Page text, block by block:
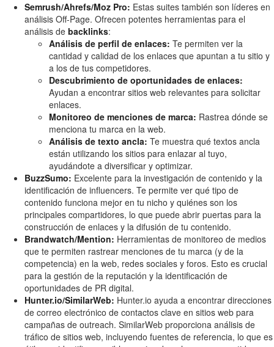
Semrush/Ahrefs/Moz Pro: Estas suites también son líderes en
análisis Off-Page. Ofrecen potentes herramientas para el
análisis de backlinks:
Análisis de perfil de enlaces: Te permiten ver la
cantidad y calidad de los enlaces que apuntan a tu sitio y
a los de tus competidores.
Descubrimiento de oportunidades de enlaces:
Ayudan a encontrar sitios web relevantes para solicitar
enlaces.
Monitoreo de menciones de marca: Rastrea dónde se
menciona tu marca en la web.
Análisis de texto ancla: Te muestra qué textos ancla
están utilizando los sitios para enlazar al tuyo,
ayudándote a diversificar y optimizar.
BuzzSumo: Excelente para la investigación de contenido y la
identificación de influencers. Te permite ver qué tipo de
contenido funciona mejor en tu nicho y quiénes son los
principales compartidores, lo que puede abrir puertas para la
construcción de enlaces y la difusión de tu contenido.
Brandwatch/Mention: Herramientas de monitoreo de medios
que te permiten rastrear menciones de tu marca (y de la
competencia) en la web, redes sociales y foros. Esto es crucial
para la gestión de la reputación y la identificación de
oportunidades de PR digital.
Hunter.io/SimilarWeb: Hunter.io ayuda a encontrar direcciones
de correo electrónico de contactos clave en sitios web para
campañas de outreach. SimilarWeb proporciona análisis de
tráfico de sitios web, incluyendo fuentes de referencia, lo que es